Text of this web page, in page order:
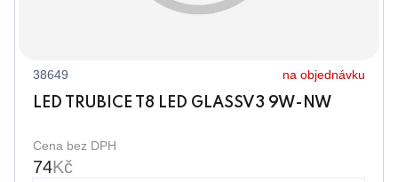
38649 na objednávku
LED TRUBICE T8 LED GLASSV3 9W-NW
Cena bez DPH
74Kč